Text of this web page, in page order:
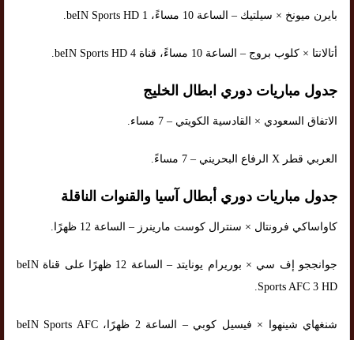
بايرن ميونخ × سيلتيك – الساعة 10 مساءً، beIN Sports HD 1.
أتالانتا × كلوب بروج – الساعة 10 مساءً، قناة beIN Sports HD 4.
جدول مباريات دوري ابطال الخليج
الاتفاق السعودي × القادسية الكويتي – 7 مساء.
العربي قطر X الرفاع البحريني – 7 مساءً.
جدول مباريات دوري أبطال آسيا والقنوات الناقلة
كاواساكي فرونتال × سنترال كوست مارينرز – الساعة 12 ظهرًا.
جوانججو إف سي × بوريرام يونايتد – الساعة 12 ظهرًا على قناة beIN
Sports AFC 3 HD.
شنغهاي شينهوا × فيسيل كوبي – الساعة 2 ظهرًا، beIN Sports AFC